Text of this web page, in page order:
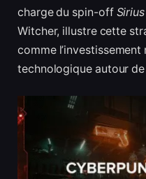
charge du spin-off Sirius
Witcher, illustre cette
comme
technologique autour de